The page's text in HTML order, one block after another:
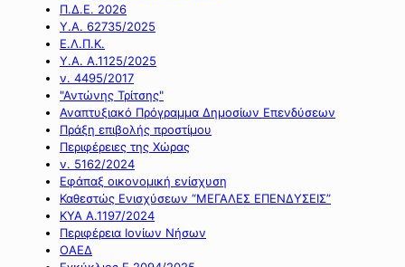
Π.Δ.Ε. 2026
Υ.Α. 62735/2025
Ε.Λ.Π.Κ.
Υ.Α. Α.1125/2025
ν. 4495/2017
"Αντώνης Τρίτσης"
Αναπτυξιακό Πρόγραμμα Δημοσίων Επενδύσεων
Πράξη επιβολής προστίμου
Περιφέρειες της Χώρας
ν. 5162/2024
Εφάπαξ οικονομική ενίσχυση
Καθεστώς Ενισχύσεων “ΜΕΓΑΛΕΣ ΕΠΕΝΔΥΣΕΙΣ”
ΚΥΑ Α.1197/2024
Περιφέρεια Ιονίων Νήσων
ΟΑΕΔ